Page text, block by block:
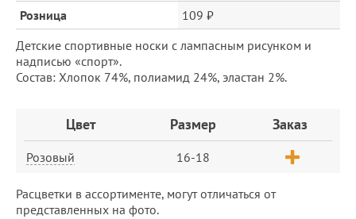
Розница
109 ₽
Детские спортивные носки с лампасным рисунком и
надписью «спорт».
Состав: Хлопок 74%, полиамид 24%, эластан 2%.
ЗаказЦвет Размер Заказ
Розовый 16-18
Расцветки в ассортименте, могут отличаться от
представленных на фото.